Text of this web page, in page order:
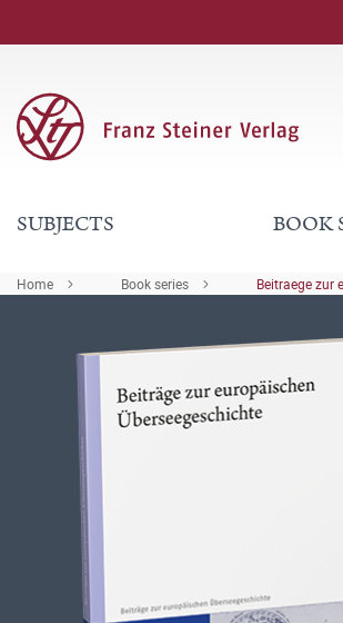
SUBJECTS BOOK
Home Book series Beitraege zur